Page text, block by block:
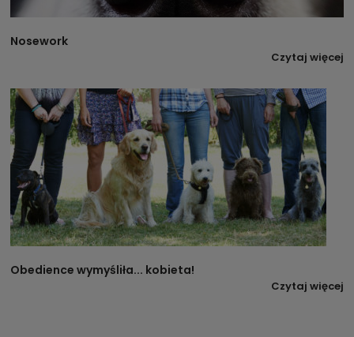
Nosework
Czytaj więcej
Obedience wymyśliła... kobieta!
Czytaj więcej